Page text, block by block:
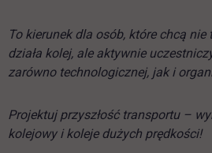
To kierunek dla osób, które chcą
działa kolej, ale aktywnie
zarówno technologicznej, jak i
Projektuj przyszłość transportu –
kolejowy i koleje dużych prędkości!